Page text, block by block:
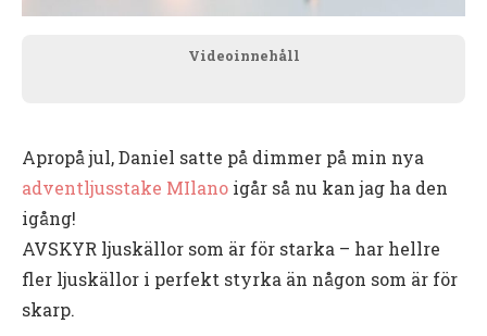
Videoinnehåll
Apropå jul, Daniel satte på dimmer på min nya
adventljusstake MIlano igår så nu kan jag ha den
igång!
AVSKYR ljuskällor som är för starka – har hellre
fler ljuskällor i perfekt styrka än någon som är för
skarp.